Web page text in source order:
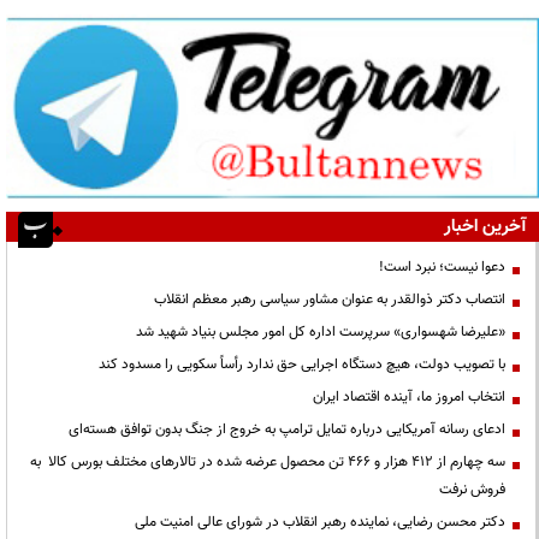
آخرین اخبار
دعوا نیست؛ نبرد است!
انتصاب دکتر ذوالقدر به عنوان مشاور سیاسی رهبر معظم انقلاب
«علیرضا شهسواری» سرپرست اداره کل امور مجلس بنیاد شهید شد
با تصویب دولت، هیچ دستگاه اجرایی حق ندارد رأساً سکویی را مسدود کند
انتخاب امروز ما، آینده اقتصاد ایران
ادعای رسانه آمریکایی درباره تمایل ترامپ به خروج از جنگ بدون توافق هسته‌ای
سه چهارم از ۴۱۲ هزار و ۴۶۶ تن محصول عرضه شده در تالارهای مختلف بورس کالا به
فروش نرفت
دکتر محسن رضایی، نماینده رهبر انقلاب در شورای عالی امنیت ملی